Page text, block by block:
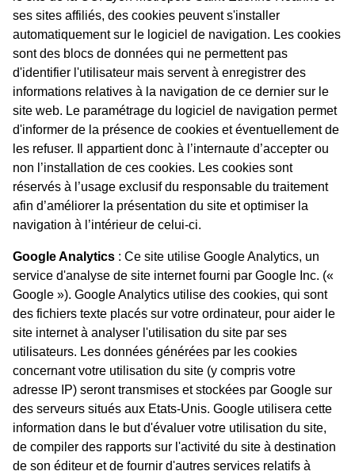
ses sites affiliés, des cookies peuvent s'installer
automatiquement sur le logiciel de navigation. Les cookies
sont des blocs de données qui ne permettent pas
d'identifier l'utilisateur mais servent à enregistrer des
informations relatives à la navigation de ce dernier sur le
site web. Le paramétrage du logiciel de navigation permet
d'informer de la présence de cookies et éventuellement de
les refuser. Il appartient donc à l’internaute d’accepter ou
non l’installation de ces cookies. Les cookies sont
réservés à l’usage exclusif du responsable du traitement
afin d’améliorer la présentation du site et optimiser la
navigation à l’intérieur de celui-ci.
Google Analytics : Ce site utilise Google Analytics, un
service d'analyse de site internet fourni par Google Inc. («
Google »). Google Analytics utilise des cookies, qui sont
des fichiers texte placés sur votre ordinateur, pour aider le
site internet à analyser l'utilisation du site par ses
utilisateurs. Les données générées par les cookies
concernant votre utilisation du site (y compris votre
adresse IP) seront transmises et stockées par Google sur
des serveurs situés aux Etats-Unis. Google utilisera cette
information dans le but d'évaluer votre utilisation du site,
de compiler des rapports sur l'activité du site à destination
de son éditeur et de fournir d'autres services relatifs à